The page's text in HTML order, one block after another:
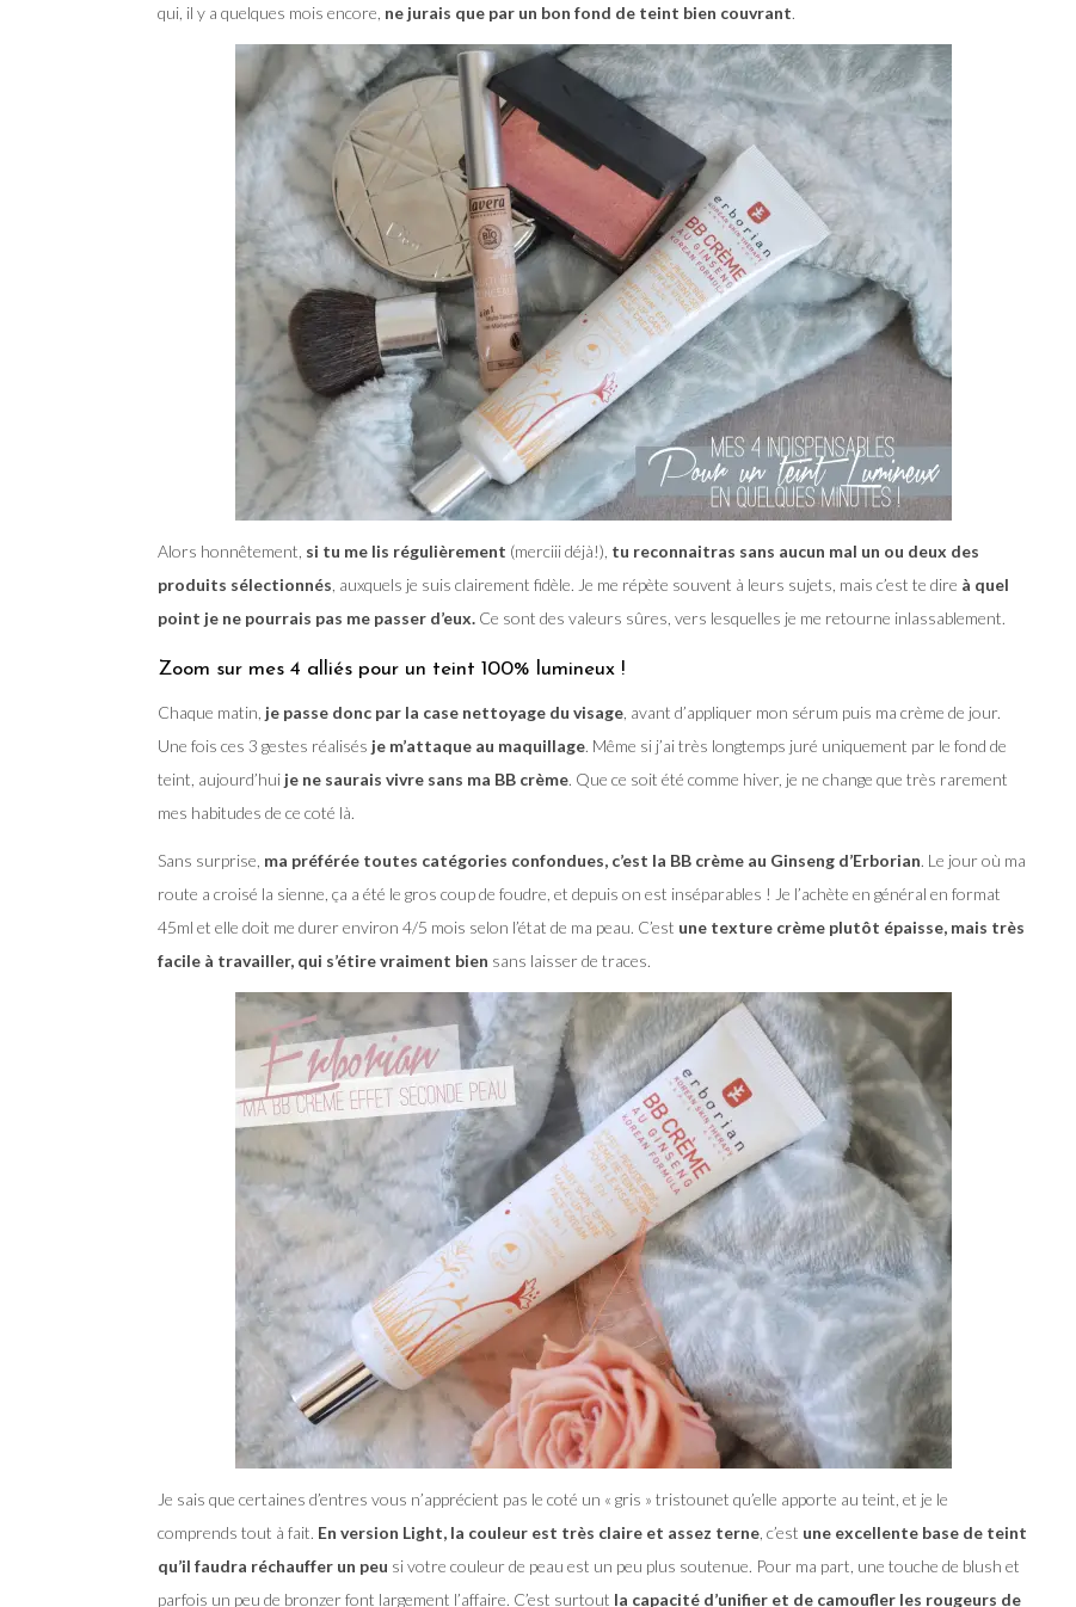
qui, il y a quelques mois encore, ne jurais que par un bon fond de teint bien couvrant.
Alors honnêtement, si tu me lis régulièrement (merciii déjà!), tu reconnaitras sans aucun mal un ou deux des
produits sélectionnés , auxquels je suis clairement fidèle. Je me répète souvent à leurs sujets, mais c’est te dire à quel
point je ne pourrais pas me passer d’eux. Ce sont des valeurs sûres, vers lesquelles je me retourne inlassablement.
Zoom sur mes 4 alliés pour un teint 100% lumineux !
Chaque matin, je passe donc par la case nettoyage du visage , avant d’appliquer mon sérum puis ma crème de jour.
Une fois ces 3 gestes réalisés je m’attaque au maquillage. Même si j’ai très longtemps juré uniquement par le fond de
teint, aujourd’hui je ne saurais vivre sans ma BB crème. Que ce soit été comme hiver, je ne change que très rarement
mes habitudes de ce coté là.
Sans surprise, ma préférée toutes catégories confondues, c’est la BB crème au Ginseng d’Erborian. Le jour où ma
route a croisé la sienne, ça a été le gros coup de foudre, et depuis on est inséparables ! Je l’achète en général en format
45ml et elle doit me durer environ 4/5 mois selon l’état de ma peau. C’est une texture crème plutôt épaisse, mais très
facile à travailler, qui s’étire vraiment bien sans laisser de traces.
Je sais que certaines d’entres vous n’apprécient pas le coté un « gris » tristounet qu’elle apporte au teint, et je le
comprends tout à fait. En version Light, la couleur est très claire et assez terne , c’est une excellente base de teint
qu’il faudra réchauffer un peu si votre couleur de peau est un peu plus soutenue. Pour ma part, une touche de blush et
parfois un peu de bronzer font largement l’affaire. C’est surtout la capacité d’unifier et de camoufler les rougeurs de